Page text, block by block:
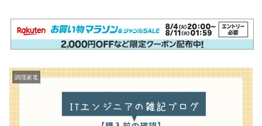
調理家電